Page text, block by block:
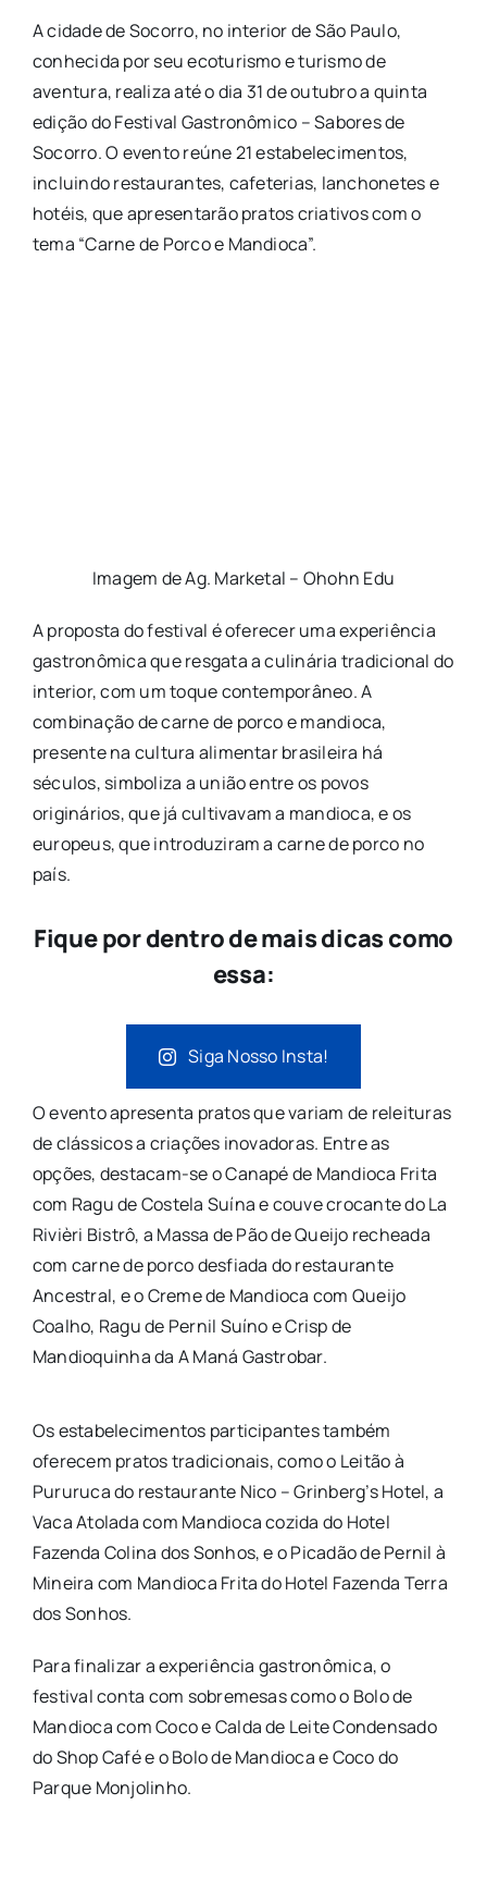
A cidade de Socorro, no interior de São Paulo,
conhecida por seu ecoturismo e turismo de
aventura, realiza até o dia 31 de outubro a quinta
edição do Festival Gastronômico – Sabores de
Socorro. O evento reúne 21 estabelecimentos,
incluindo restaurantes, cafeterias, lanchonetes e
hotéis, que apresentarão pratos criativos com o
tema “Carne de Porco e Mandioca”.
Imagem de Ag. Marketal – Ohohn Edu
A proposta do festival é oferecer uma experiência
gastronômica que resgata a culinária tradicional do
interior, com um toque contemporâneo. A
combinação de carne de porco e mandioca,
presente na cultura alimentar brasileira há
séculos, simboliza a união entre os povos
originários, que já cultivavam a mandioca, e os
europeus, que introduziram a carne de porco no
país.
Fique por dentro de mais dicas como
essa:
Siga Nosso Insta!
O evento apresenta pratos que variam de releituras
de clássicos a criações inovadoras. Entre as
opções, destacam-se o Canapé de Mandioca Frita
com Ragu de Costela Suína e couve crocante do La
Rivièri Bistrô, a Massa de Pão de Queijo recheada
com carne de porco desfiada do restaurante
Ancestral, e o Creme de Mandioca com Queijo
Coalho, Ragu de Pernil Suíno e Crisp de
Mandioquinha da A Maná Gastrobar.
Os estabelecimentos participantes também
oferecem pratos tradicionais, como o Leitão à
Pururuca do restaurante Nico – Grinberg’s Hotel, a
Vaca Atolada com Mandioca cozida do Hotel
Fazenda Colina dos Sonhos, e o Picadão de Pernil à
Mineira com Mandioca Frita do Hotel Fazenda Terra
dos Sonhos.
Para finalizar a experiência gastronômica, o
festival conta com sobremesas como o Bolo de
Mandioca com Coco e Calda de Leite Condensado
do Shop Café e o Bolo de Mandioca e Coco do
Parque Monjolinho.